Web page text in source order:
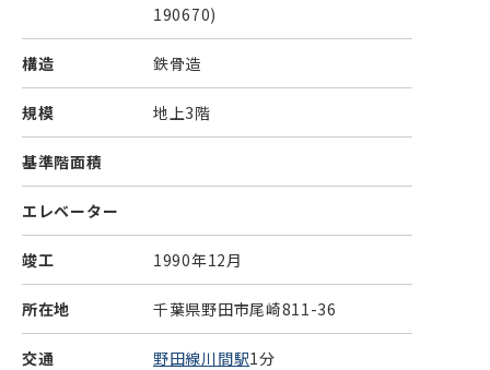
190670)
構造 鉄骨造
規模 地上3階
基準階面積
エレベーター
竣工 1990年12月
所在地 千葉県野田市尾崎811-36
交通 野田線川間駅1分